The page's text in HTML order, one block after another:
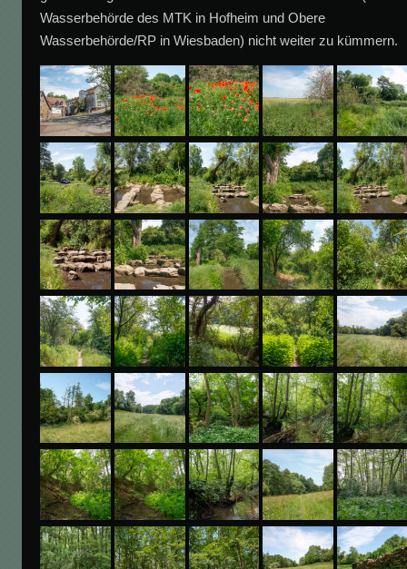
Wasserbehörde des MTK in Hofheim und Obere
Wasserbehörde/RP in Wiesbaden) nicht weiter zu kümmern.